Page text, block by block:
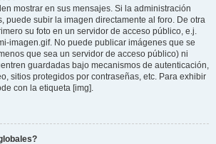
mostrar en sus mensajes. Si la administración
puede subir la imagen directamente al foro. De otra
su foto en un servidor de acceso público, e.j.
imagen.gif. No puede publicar imágenes que se
que sea un servidor de acceso público) ni
guardadas bajo mecanismos de autenticación,
sitios protegidos por contraseñas, etc. Para exhibir
con la etiqueta [img].